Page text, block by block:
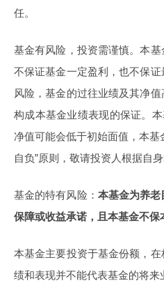
任。
基金有风险，投资需谨慎。本
不保证基金一定盈利，也不保
风险，基金的过往业绩及其净
构成本基金业绩表现的保证。
净值可能会低于初始面值，本
自负”原则，敬请投资人根据自
基金的特有风险： 本基金为养
保障或收益承诺，且本基金不
本基金主要投资于基金份额，
绩和表现并不能代表基金的将